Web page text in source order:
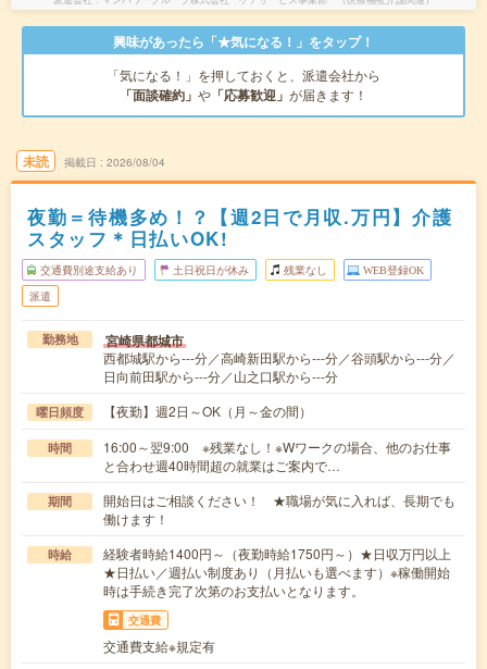
興味があったら「★気になる！」をタップ！
「気になる！」を押しておくと、派遣会社から
「面談確約」 や 「応募歓迎」 が届きます！
未読 掲載日 2026/08/04
夜勤＝待機多め！？【週2日で月収.万円】介護
スタッフ＊日払いOK!
交通費別途支給あり 土日祝日が休み 残業なし WEB登録OK
派遣
勤務地 宮崎県都城市
西都城駅から---分／高崎新田駅から---分／谷頭駅から---分／
日向前田駅から---分／山之口駅から---分
曜日頻度 【夜勤】週2日～OK（月～金の間）
時間
16:00～翌9:00 ※残業なし！※Wワークの場合、他のお仕事
と合わせ週40時間超の就業はご案内で…
期間
開始日はご相談ください！ ★職場が気に入れば、長期でも
働けます！
時給
経験者時給1400円～（夜勤時給1750円～）★日収万円以上
★日払い／週払い制度あり（月払いも選べます）※稼働開始
時は手続き完了次第のお支払いとなります。
交通費
交通費支給※規定有